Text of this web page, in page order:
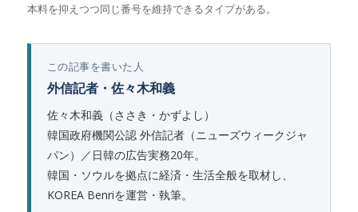
本料を抑えつつ同じ番号を維持できるタイプがある。
この記事を書いた人
外信記者・佐々木和義
佐々木和義（ささき・かずよし）
韓国政府機関公認 外信記者（ニューズウィークジャ
パン）／日韓の広告実務20年。
韓国・ソウルを拠点に経済・生活全般を取材し、
KOREA Benriを運営・執筆。